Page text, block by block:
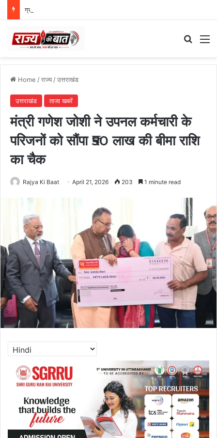
ग्राफिक एरा को बड़ी सफलता, एनएमसी ने 250 एमबीबीएस सीटों को दी मंजूरी
Home /राज्य/उत्तराखंड
उत्तराखंड ताजा खबरें
मंत्री गणेश जोशी ने उपनल कर्मचारी के
परिजनों को सौंपा ₹50 लाख की बीमा राशि
का चैक
Rajya Ki Baat April 21, 2026 203 1 minute read